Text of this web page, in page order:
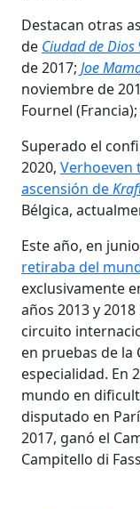
Destacan otras
de Ciudad de Dios
de 2017; Joe
noviembre de
Fournel
Superado el
2020, Verhoeven
ascensión de
Bélgica,
Este año, en
retiraba del
exclusivamente
años 2013 y
circuito
en pruebas de la
especialidad. En
mundo en
disputado en
2017, ganó el
Campitello di